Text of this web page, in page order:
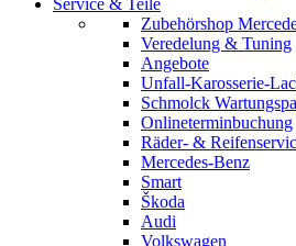
Service & Teile
Zubehörshop
Veredelung & Tuning
Angebote
Unfall-Karosserie-
Schmolck
Onlineterminbuchung
Räder- &
Mercedes-Benz
Smart
Škoda
Audi
Volkswagen